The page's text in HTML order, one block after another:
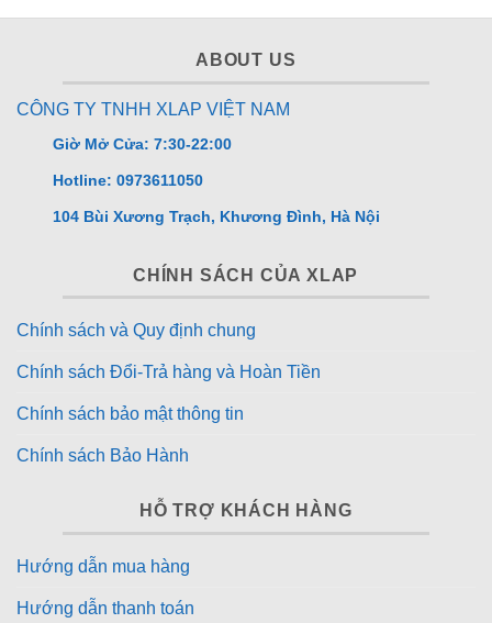
ABOUT US
CÔNG TY TNHH XLAP VIỆT NAM
Giờ Mở Cửa: 7:30-22:00
Hotline: 0973611050
104 Bùi Xương Trạch, Khương Đình, Hà Nội
CHÍNH SÁCH CỦA XLAP
Chính sách và Quy định chung
Chính sách Đổi-Trả hàng và Hoàn Tiền
Chính sách bảo mật thông tin
Chính sách Bảo Hành
HỖ TRỢ KHÁCH HÀNG
Hướng dẫn mua hàng
Hướng dẫn thanh toán